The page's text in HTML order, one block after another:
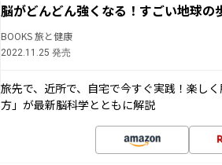
脳がどんどん強くなる！すごい地球の
BOOKS 旅と健康
2022.11.25 発売
旅先で、近所で、自宅で今すぐ実践！楽し
方」が最新脳科学とともに解説